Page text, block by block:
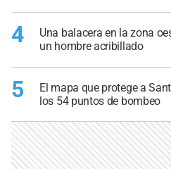
4
Una balacera en la zona
un hombre acribillado
5
El mapa que protege a
los 54 puntos de bombeo